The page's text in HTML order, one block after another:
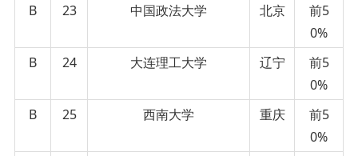
B
23 中国政法大学 北京
前5
0%
B
24 大连理工大学 辽宁
前5
0%
B
25 西南大学 重庆
前5
0%